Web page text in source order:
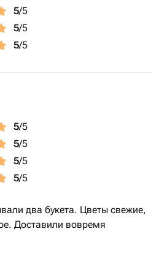
5/5
5/5
5/5
5/5
5/5
5/5
5/5
два букета. Цветы свежие,
Доставили вовремя